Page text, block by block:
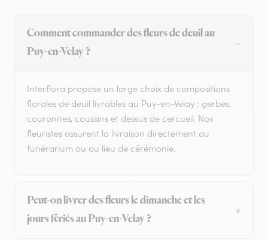
Comment commander des fleurs de deuil au
Puy-en-Velay ?
Interflora propose un large choix de compositions
florales de deuil livrables au Puy-en-Velay : gerbes,
couronnes, coussins et dessus de cercueil. Nos
fleuristes assurent la livraison directement au
funérarium ou au lieu de cérémonie.
Peut-on livrer des fleurs le dimanche et les
jours fériés au Puy-en-Velay ?